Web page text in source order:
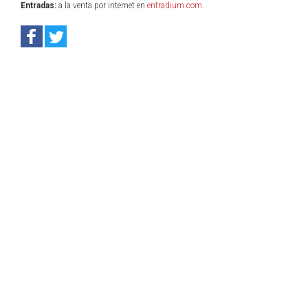
Entradas: a la venta por internet en entradium.com.